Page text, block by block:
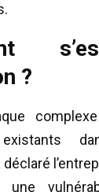
?
existants
déclaré
une